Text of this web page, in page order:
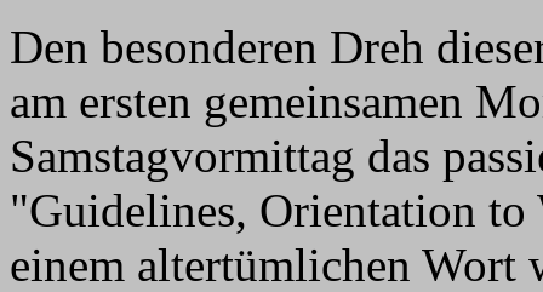
Den besonderen Dreh
am ersten gemeinsamen
Samstagvormittag das
"Guidelines, Orientation
einem altertümlichen Wort